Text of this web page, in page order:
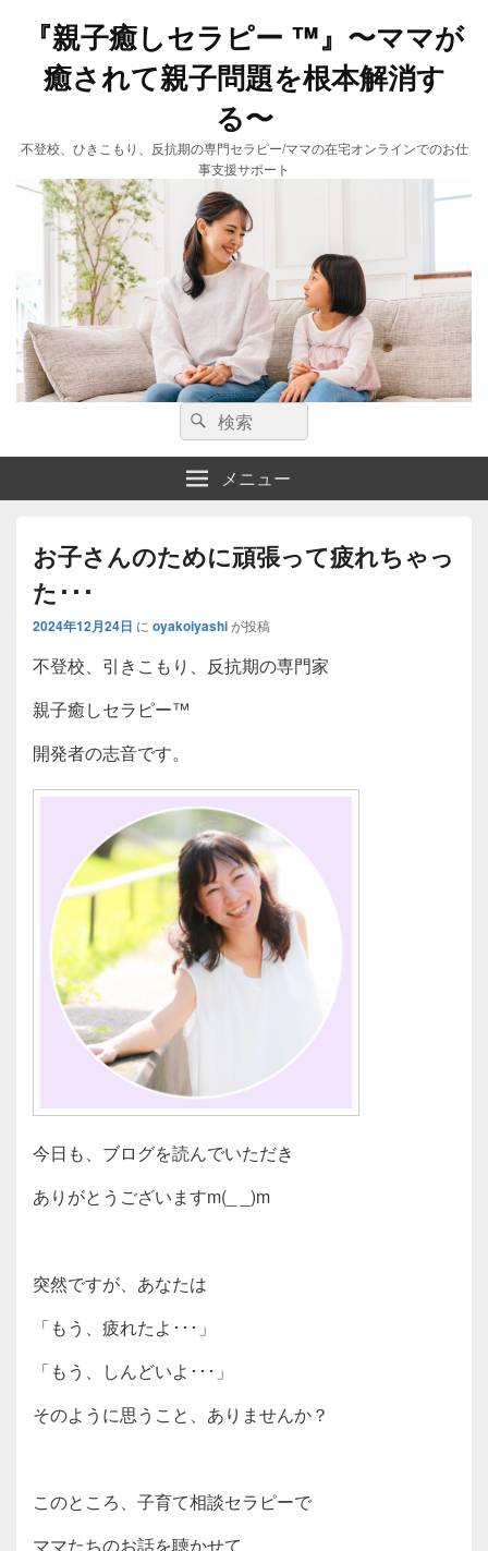
『親子癒しセラピー ™️』〜ママが
癒されて親子問題を根本解消す
る〜
不登校、ひきこもり、反抗期の専門セラピー/ママの在宅オンラインでのお仕
事支援サポート
検
索:
検
索
メニュー
お子さんのために頑張って疲れちゃっ
た･･･
2024年12月24日 に oyakoiyashiが投稿
不登校、引きこもり、反抗期の専門家
親子癒しセラピー™
開発者の志音です。
今日も、ブログを読んでいただき
ありがとうございますm(_ _)m
突然ですが、あなたは
「もう、疲れたよ･･･」
「もう、しんどいよ･･･」
そのように思うこと、ありませんか？
このところ、子育て相談セラピーで
ママたちのお話を聴かせて